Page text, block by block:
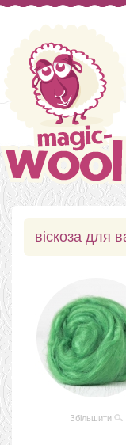
віскоза для
Збільшити